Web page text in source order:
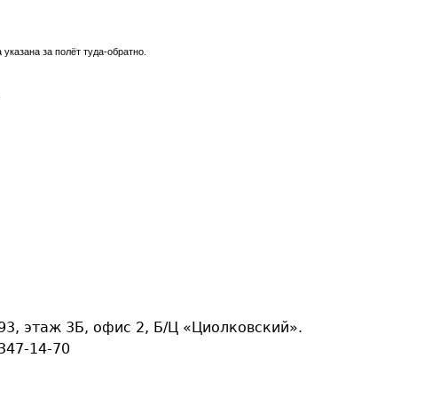
за полёт туда-обратно.
этаж 3Б, офис 2, Б/Ц «Циолковский».
14-70